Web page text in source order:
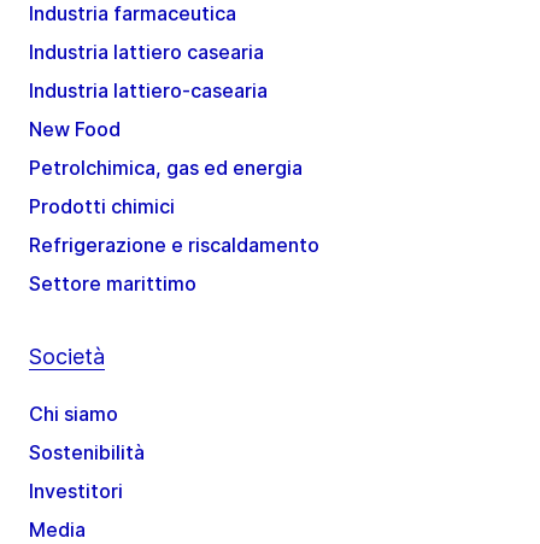
Industria farmaceutica
Industria lattiero casearia
Industria lattiero-casearia
New Food
Petrolchimica, gas ed energia
Prodotti chimici
Refrigerazione e riscaldamento
Settore marittimo
Società
Chi siamo
Sostenibilità
Investitori
Media